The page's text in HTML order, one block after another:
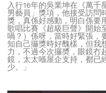
入行16年的吳業坤在《萬千
男藝員」獎項，他接受訪問
獎，真係好感動，明白係要
歌唱比賽《超級巨聲》開始
喎？）係呀，當時好緊張，
知自己攞獎時好醜樣，但我
力，不過今次攞奬，眼鏡冇
鏡，太太喺屋企支持，都已
少。」